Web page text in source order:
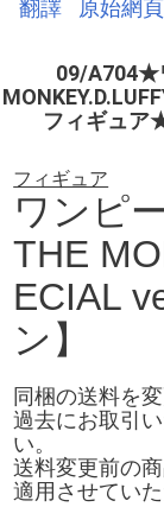
翻譯 原始網頁
09/A704★
フィギュア
フィギュア
ワンピ
THE
ECIAL
ン】
同梱の送料を
過去にお取引
い。
送料変更前の
適用させていた